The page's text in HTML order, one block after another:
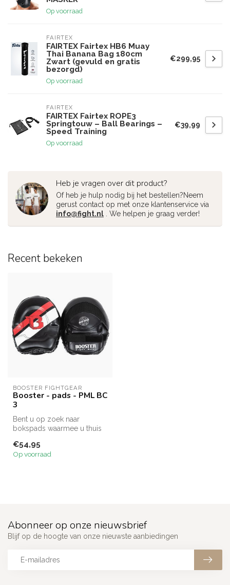
Op voorraad
FAIRTEX
FAIRTEX Fairtex HB6 Muay
Thai Banana Bag 180cm
Zwart (gevuld en gratis
bezorgd)
Op voorraad
€299,95
FAIRTEX
FAIRTEX Fairtex ROPE3
Springtouw – Ball Bearings –
Speed Training
Op voorraad
€39,99
Heb je vragen over dit product?
Of heb je hulp nodig bij het bestellen?Neem
gerust contact op met onze klantenservice via
info@fight.nl . We helpen je graag verder!
Recent bekeken
BOOSTER FIGHTGEAR
Booster - pads - PML BC
3
Bent u op zoek naar
bokspads waarmee u thuis
kunt sp...
€54,95
Op voorraad
Abonneer op onze nieuwsbrief
Blijf op de hoogte van onze nieuwste aanbiedingen